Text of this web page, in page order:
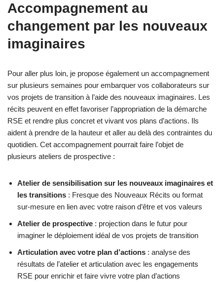
Accompagnement au
changement par les nouveaux
imaginaires
Pour aller plus loin, je propose également un accompagnement
sur plusieurs semaines pour embarquer vos collaborateurs sur
vos projets de transition à l’aide des nouveaux imaginaires. Les
récits peuvent en effet favoriser l’appropriation de la démarche
RSE et rendre plus concret et vivant vos plans d’actions. Ils
aident à prendre de la hauteur et aller au delà des contraintes du
quotidien. Cet accompagnement pourrait faire l’objet de
plusieurs ateliers de prospective :
Atelier de sensibilisation sur les nouveaux imaginaires et
les transitions : Fresque des Nouveaux Récits ou format
sur-mesure en lien avec votre raison d’être et vos valeurs
Atelier de prospective : projection dans le futur pour
imaginer le déploiement idéal de vos projets de transition
Articulation avec votre plan d’actions : analyse des
résultats de l’atelier et articulation avec les engagements
RSE pour enrichir et faire vivre votre plan d’actions